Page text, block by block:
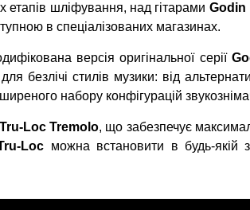
етапів шліфування, над гітарами Godin
в спеціалізованих магазинах.
версія оригінальної серії
безлічі стилів музики: від
набору конфігурацій
Loc Tremolo, що забезпечує
Loc можна встановити в будь-якій